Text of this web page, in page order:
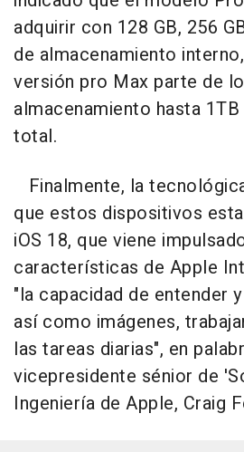
adquirir con 128 GB, 256
de almacenamiento
versión pro Max parte de
almacenamiento hasta
total.
Finalmente, la
que estos dispositivos
iOS 18, que viene
características de Apple
"la capacidad de entender
así como imágenes,
las tareas diarias", en
vicepresidente sénior de
Ingeniería de Apple, Craig